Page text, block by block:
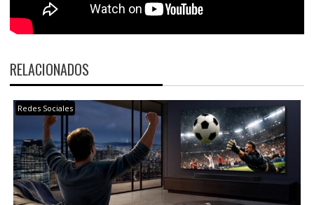
RELACIONADOS
Redes Sociales